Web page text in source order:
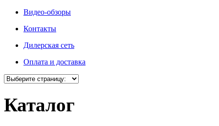
Видео-обзоры
Контакты
Дилерская сеть
Оплата и доставка
Каталог